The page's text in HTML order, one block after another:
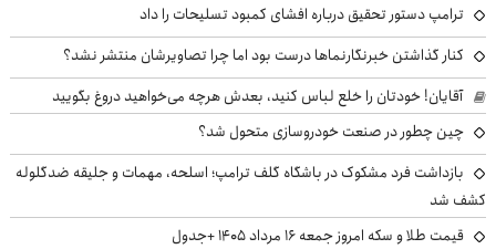
ترامپ دستور تحقیق درباره افشای کمبود تسلیحات را داد
کنار گذاشتن خبرنگارنماها درست بود اما چرا تصاویرشان منتشر نشد؟
آقایان! خودتان را خلع لباس کنید، بعدش هرچه می‌خواهید دروغ بگویید
چین چطور در صنعت خودروسازی متحول شد؟
بازداشت فرد مشکوک در باشگاه گلف ترامپ؛ اسلحه، مهمات و جلیقه ضدگلوله
کشف شد
قیمت طلا و سکه امروز جمعه ۱۶ مرداد ۱۴۰۵ +جدول